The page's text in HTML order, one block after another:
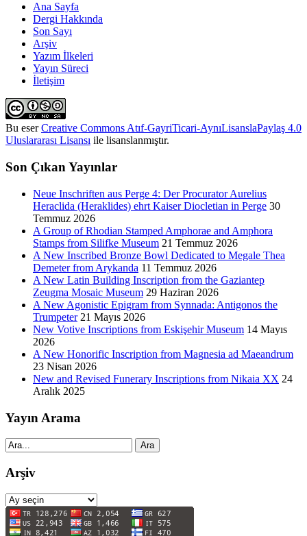
Ana Sayfa
Dergi Hakkında
Son Sayı
Arşiv
Yazım İlkeleri
Yayın Süreci
İletişim
Bu eserCreative Commons Atıf-GayriTicari-AynıLisanslaPaylaş 4.0
Uluslararası Lisansı ile lisanslanmıştır.
Son Çıkan Yayınlar
Neue Inschriften aus Perge 4: Der Procurator Aurelius
Heraclida (Heraklides) ehrt Kaiser Diocletian in Perge 30
Temmuz 2026
A Group of Rhodian Stamped Amphorae and Amphora
Stamps from Silifke Museum 21 Temmuz 2026
A New Inscribed Bronze Bowl Dedicated to Megale Thea
Demeter from Arykanda 11 Temmuz 2026
A New Latin Building Inscription from the Gaziantep
Zeugma Mosaic Museum 29 Haziran 2026
A New Agonistic Epigram from Synnada: Antigonos the
Trumpeter 21 Mayıs 2026
New Votive Inscriptions from Eskişehir Museum 14 Mayıs
2026
A New Honorific Inscription from Magnesia ad Maeandrum
23 Nisan 2026
New and Revised Funerary Inscriptions from Nikaia XX 24
Aralık 2025
Yayın Arama
Ara
Arşiv
Arşiv